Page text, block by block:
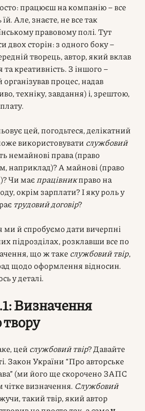
працюєш на компанію – все
Але, знаєте, не все так
правовому полі. Тут
двох сторін: з одного боку –
творець, автор, який вклав
та креативність. З іншого –
організував процес, надав
техніку, завдання) і, зрештою,
цей, погодьтеся, делікатний
використовувати службовий
немайнові права (право
наприклад)? А майнові (право
Чи має працівникправо на
окрім зарплати? І яку роль у
трудовий договір?
ми й спробуємо дати вичерпні
підрозділах, розклавши все по
що ж такеслужбовий твір,
щодо оформлення відносин.
у деталі.
Визначення
цейслужбовий твір? Давайте
Закон України “Про авторське
(ми його ще скорочено ЗАПС
визначення. Службовий
такий твір, який автор